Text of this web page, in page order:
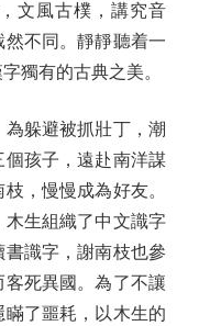
風古樸，講究音
不同。靜靜聽着一
獨有的古典之美。
躲避被抓壯丁，潮
孩子，遠赴南洋謀
，慢慢成為好友。
生組織了中文識字
識字，謝南枝也參
死異國。為了不讓
了噩耗，以木生的